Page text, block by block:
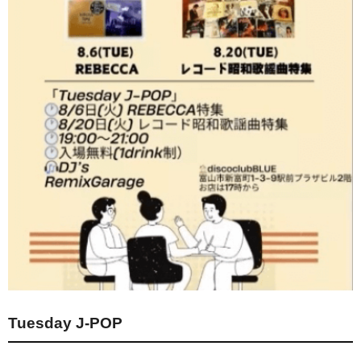
Tuesday J-POP